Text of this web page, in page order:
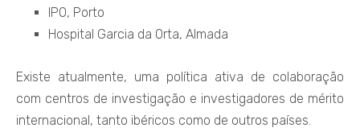
IPO, Porto
Hospital Garcia da Orta, Almada
Existe atualmente, uma política ativa de colaboração
com centros de investigação e investigadores de mérito
internacional, tanto ibéricos como de outros países.